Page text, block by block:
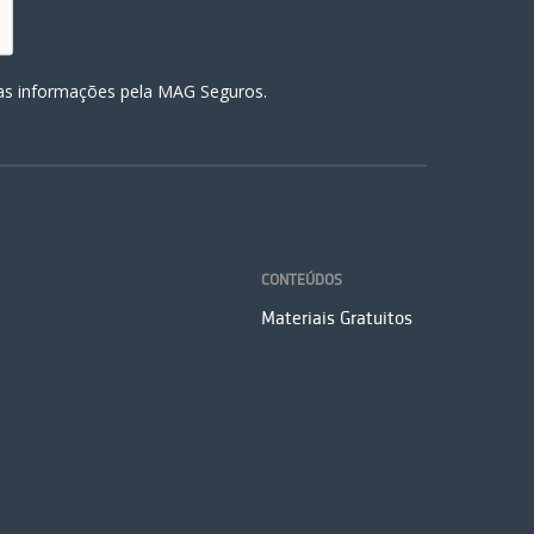
informações pela MAG Seguros.
CONTEÚDOS
Materiais Gratuitos